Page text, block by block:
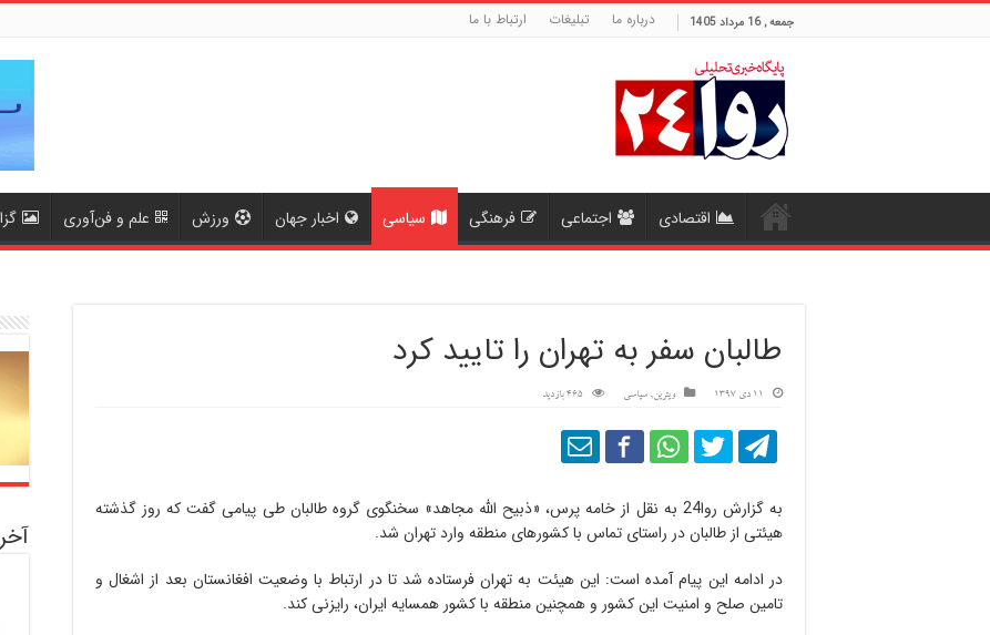
جمعه , 16 مرداد 1405 درباره ما تبلیغات ارتباط با ما
اقتصادی اجتماعی فرهنگی سیاسی اخبار جهان ورزش علم و فن‌آوری
طالبان سفر به تهران را تایید کرد
11 دی 1397 ویترین, سیاسی 465 بازدید
به گزارش روا24 به نقل از خامه پرس، «ذبیح الله مجاهد» سخنگوی گروه طالبان طی پیامی گفت که روز گذشته
هیئتی از طالبان در راستای تماس با کشورهای منطقه وارد تهران شد.
در ادامه این پیام آمده است: این هیئت به تهران فرستاده شد تا در ارتباط با وضعیت افغانستان بعد از اشغال و
تامین صلح و امنیت این کشور و همچنین منطقه با کشور همسایه ایران، رایزنی کند.